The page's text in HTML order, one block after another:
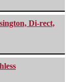
Di-rect,